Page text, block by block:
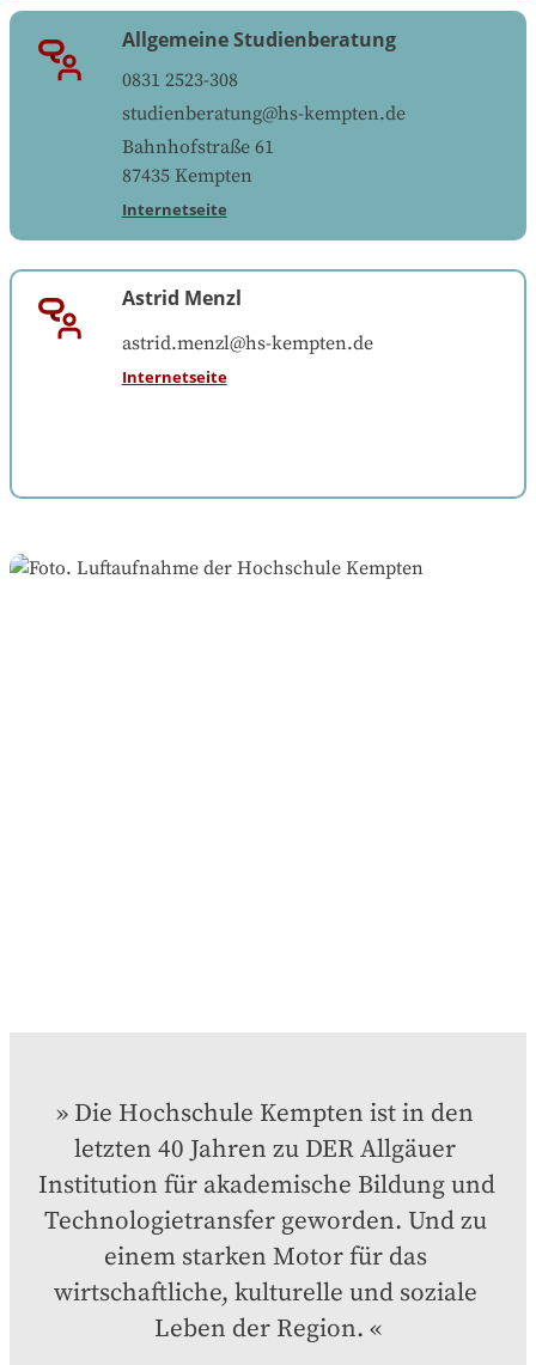
Allgemeine Studienberatung
0831 2523-308
studienberatung@hs-kempten.de
Bahnhofstraße 61
87435 Kempten
Internetseite
Astrid Menzl
astrid.menzl@hs-kempten.de
Internetseite
Die Hochschule Kempten ist in den
letzten 40 Jahren zu DER Allgäuer
Institution für akademische Bildung und
Technologietransfer geworden. Und zu
einem starken Motor für das
wirtschaftliche, kulturelle und soziale
Leben der Region.